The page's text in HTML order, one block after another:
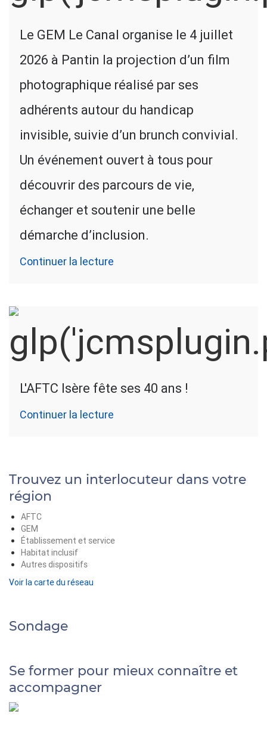
Le GEM Le Canal organise le 4 juillet
2026 à Pantin la projection d’un film
photographique réalisé par ses
adhérents autour du handicap
invisible, suivie d’un brunch convivial.
Un événement ouvert à tous pour
découvrir des parcours de vie,
échanger et soutenir une belle
démarche d’inclusion.
Continuer la lecture
L'AFTC Isère fête ses 40 ans !
Continuer la lecture
Trouvez un interlocuteur dans votre
région
AFTC
GEM
Établissement et service
Habitat inclusif
Autres dispositifs
Voir la carte du réseau
Sondage
Se former pour mieux connaître et
accompagner